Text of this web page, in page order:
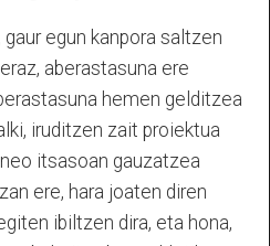
gaur egun kanpora saltzen
aberastasuna ere
hemen gelditzea
iruditzen zait proiektua
itsasoan gauzatzea
ere, hara joaten diren
ibiltzen dira, eta hona,